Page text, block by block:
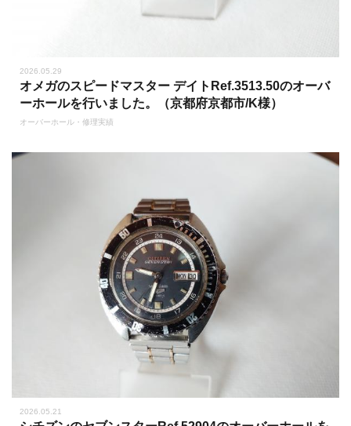
2026.05.29
オメガのスピードマスター デイトRef.3513.50のオーバ
ーホールを行いました。（京都府京都市/K様）
オーバーホール・修理実績
2026.05.21